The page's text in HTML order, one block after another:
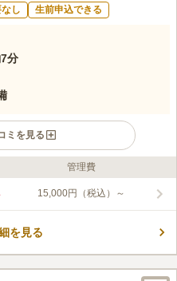
し 生前申込できる
分
ミを見る
化が薫る由緒ある名刹です。心安ら
光廟」など、様々なタイプがご用意
管理費
15,000円（税込）～
を見る